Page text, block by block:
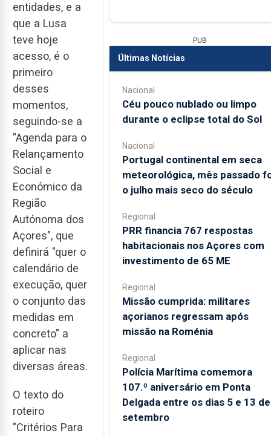
entidades, e a
que a Lusa
teve hoje
acesso, é o
primeiro
desses
momentos,
seguindo-se a
"Agenda para o
Relançamento
Social e
Económico da
Região
Autónoma dos
Açores", que
definirá "quer o
calendário de
execução, quer
o conjunto das
medidas em
concreto" a
aplicar nas
diversas áreas.
O texto do
roteiro
"Critérios Para
PUB
Últimas Notícias
Nacional
Céu pouco nublado ou limpo
durante o eclipse total do Sol
Nacional
Portugal continental em seca
meteorológica, mês passado
o julho mais seco do século
Regional
PRR financia 767 respostas
habitacionais nos Açores com
investimento de 65 ME
Regional
Missão cumprida: militares
açorianos regressam após
missão na Roménia
Regional
Polícia Marítima comemora
107.º aniversário em Ponta
Delgada entre os dias 5 e 13 de
setembro